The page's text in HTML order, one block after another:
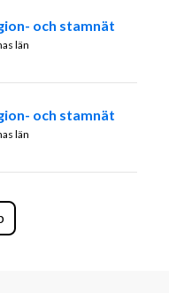
och stamnät
län
och stamnät
län